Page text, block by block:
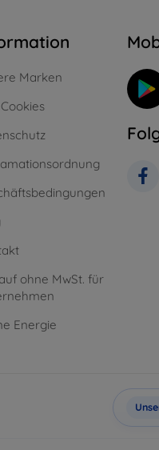
Marken
ohne MwSt. für
Energie